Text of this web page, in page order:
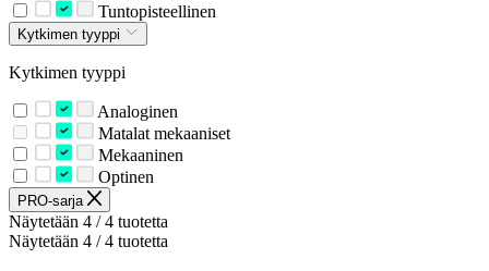
Tuntopisteellinen
Kytkimen tyyppi
Kytkimen tyyppi
Analoginen
Matalat mekaaniset
Mekaaninen
Optinen
PRO-sarja
Näytetään 4 / 4 tuotetta
Näytetään 4 / 4 tuotetta